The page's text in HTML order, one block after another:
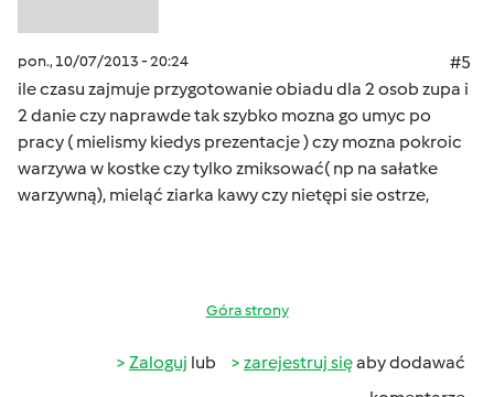
pon., 10/07/2013 - 20:24
#5
ile czasu zajmuje przygotowanie obiadu dla 2 osob zupa i
2 danie czy naprawde tak szybko mozna go umyc po
pracy ( mielismy kiedys prezentacje ) czy mozna pokroic
warzywa w kostke czy tylko zmiksować( np na sałatke
warzywną), mieląć ziarka kawy czy nietępi sie ostrze,
Góra strony
Zaloguj lub zarejestruj sięaby dodawać